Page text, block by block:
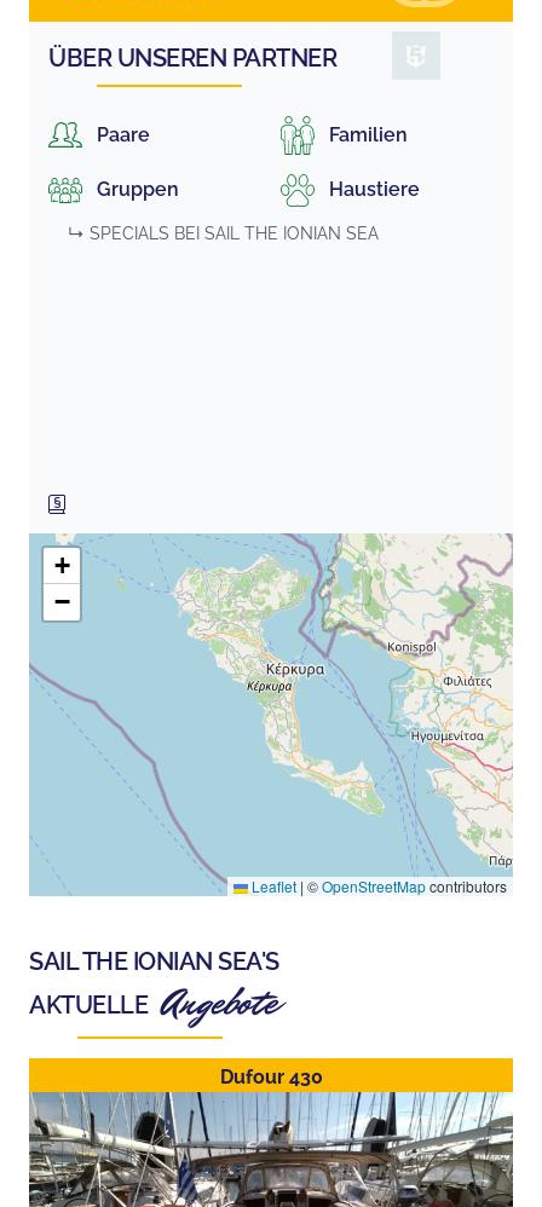
ÜBER UNSEREN PARTNER
Paare Familien
Gruppen Haustiere
↳ SPECIALS BEI SAIL THE IONIAN SEA
+
−
Leaflet | ©OpenStreetMapcontributors
SAIL THE IONIAN SEA'S
AKTUELLE Angebote
Dufour 430